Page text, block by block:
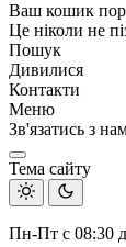
Ваш кошик
Це ніколи не
Пошук
Дивилися
Контакти
Меню
Зв'язатись з
Тема сайту
Пн-Пт с 08:30